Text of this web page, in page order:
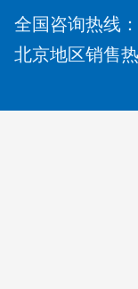
全国咨询热线：
北京地区销售